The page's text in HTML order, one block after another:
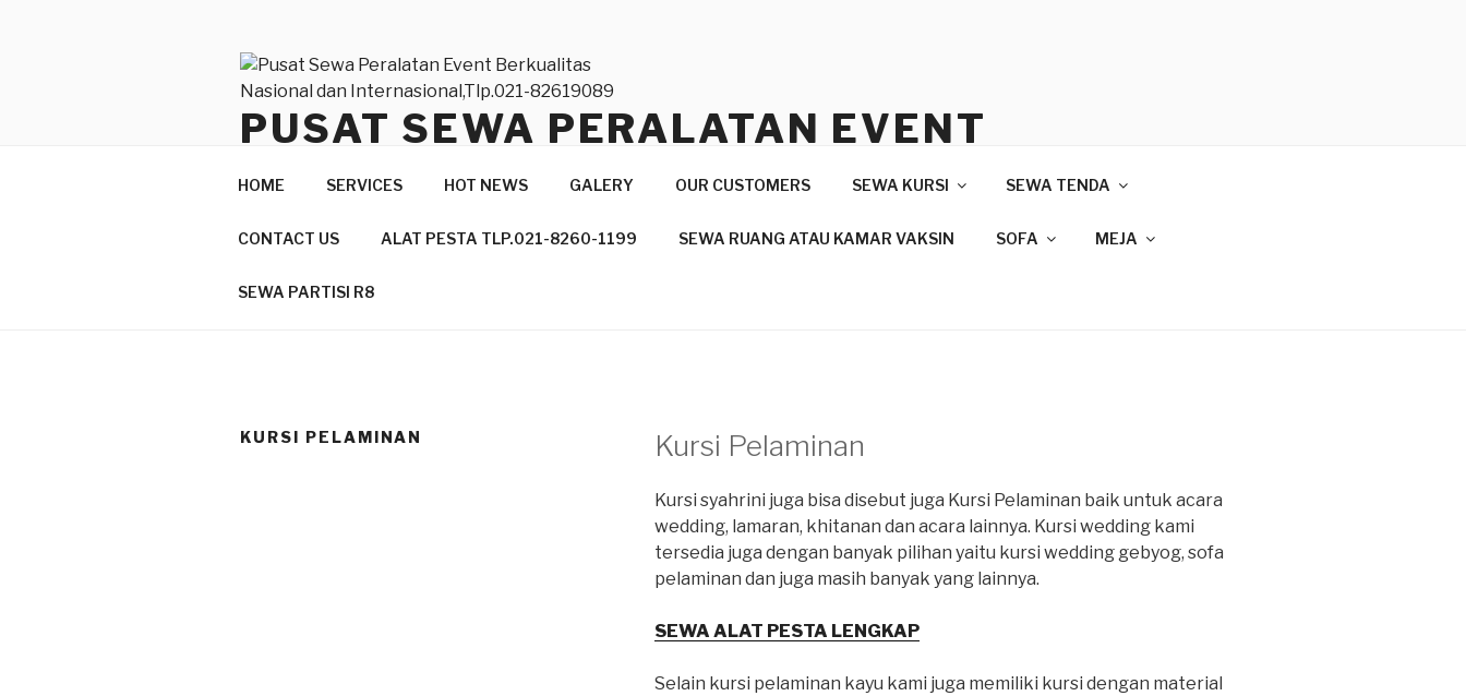
PUSAT SEWA PERALATAN EVENT
BERKUALITAS NASIONAL DAN
INTERNASIONAL,TLP.021-82619089
HOME SERVICES HOT NEWS GALERY OUR CUSTOMERS SEWA KURSI SEWA TENDA
CONTACT US ALAT PESTA TLP.021-8260-1199 SEWA RUANG ATAU KAMAR VAKSIN SOFA MEJA
SEWA PARTISI R8
KURSI PELAMINAN Kursi Pelaminan
Kursi syahrini juga bisa disebut juga Kursi Pelaminan baik untuk acara
wedding, lamaran, khitanan dan acara lainnya. Kursi wedding kami
tersedia juga dengan banyak pilihan yaitu kursi wedding gebyog, sofa
pelaminan dan juga masih banyak yang lainnya.
SEWA ALAT PESTA LENGKAP
Selain kursi pelaminan kayu kami juga memiliki kursi dengan material